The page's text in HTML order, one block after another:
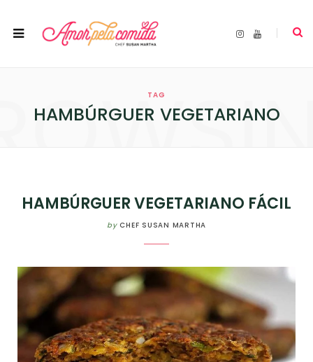
I
Y
TAG
HAMBÚRGUER VEGETARIANO
HAMBÚRGUER VEGETARIANO FÁCIL
by CHEF SUSAN MARTHA